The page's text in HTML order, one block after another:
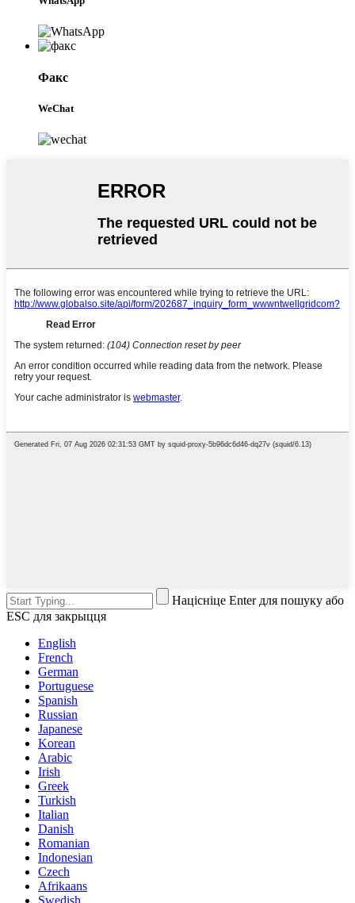
Факс
WeChat
Націсніце Enter для пошуку або
ESC для закрыцця
English
French
German
Portuguese
Spanish
Russian
Japanese
Korean
Arabic
Irish
Greek
Turkish
Italian
Danish
Romanian
Indonesian
Czech
Afrikaans
Swedish